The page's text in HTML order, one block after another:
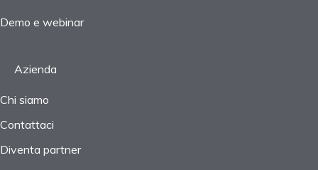
Demo e webinar
Azienda
Chi siamo
Contattaci
Diventa partner